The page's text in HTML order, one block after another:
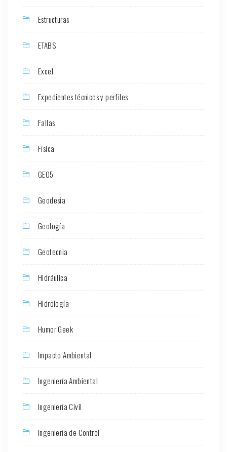
Estructuras
ETABS
Excel
Expedientes técnicos y perfiles
Fallas
Física
GEO5
Geodesia
Geología
Geotecnia
Hidráulica
Hidrología
Humor Geek
Impacto Ambiental
Ingeniería Ambiental
Ingeniería Civil
Ingeniería de Control